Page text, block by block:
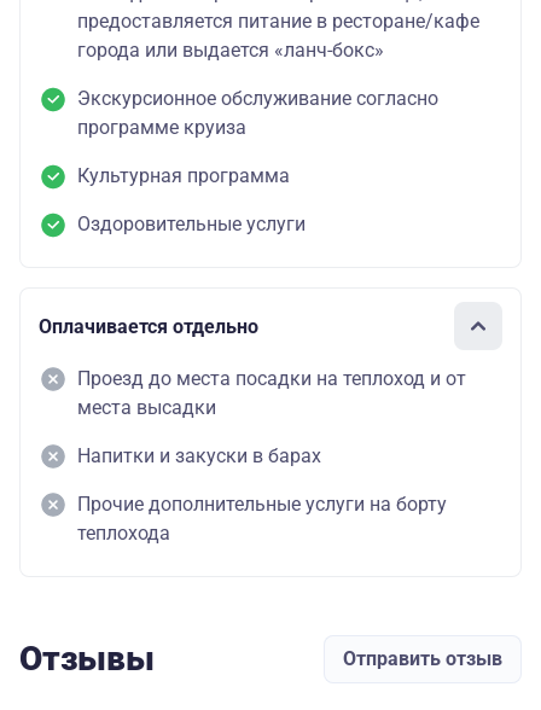
предоставляется питание в ресторане/кафе
города или выдается «ланч-бокс»
Экскурсионное обслуживание согласно
программе круиза
Культурная программа
Оздоровительные услуги
Оплачивается отдельно
Проезд до места посадки на теплоход и от
места высадки
Напитки и закуски в барах
Прочие дополнительные услуги на борту
теплохода
Отзывы Отправить отзыв